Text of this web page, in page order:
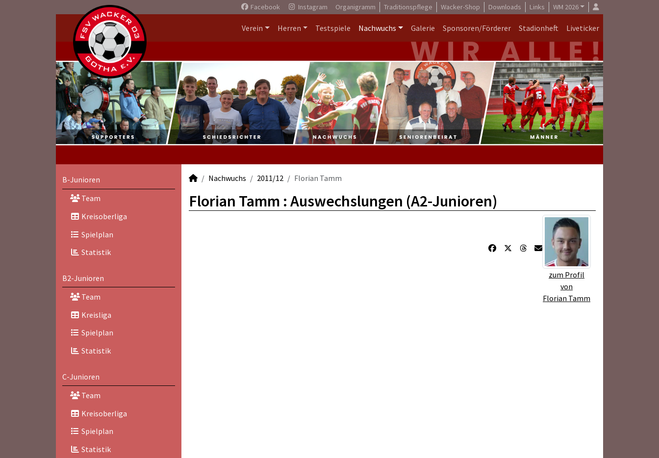
Facebook Instagram Organigramm Traditionspflege Wacker-Shop Downloads Links WM 2026
Verein Herren Testspiele Nachwuchs Galerie Sponsoren/Förderer Stadionheft Liveticker
B-Junioren
Team
Kreisoberliga
Spielplan
Statistik
B2-Junioren
Team
Kreisliga
Spielplan
Statistik
C-Junioren
Team
Kreisoberliga
Spielplan
Statistik
Nachwuchs 2011/12 Florian Tamm
Florian Tamm : Auswechslungen (A2-Junioren)
zum Profil
von
Florian Tamm